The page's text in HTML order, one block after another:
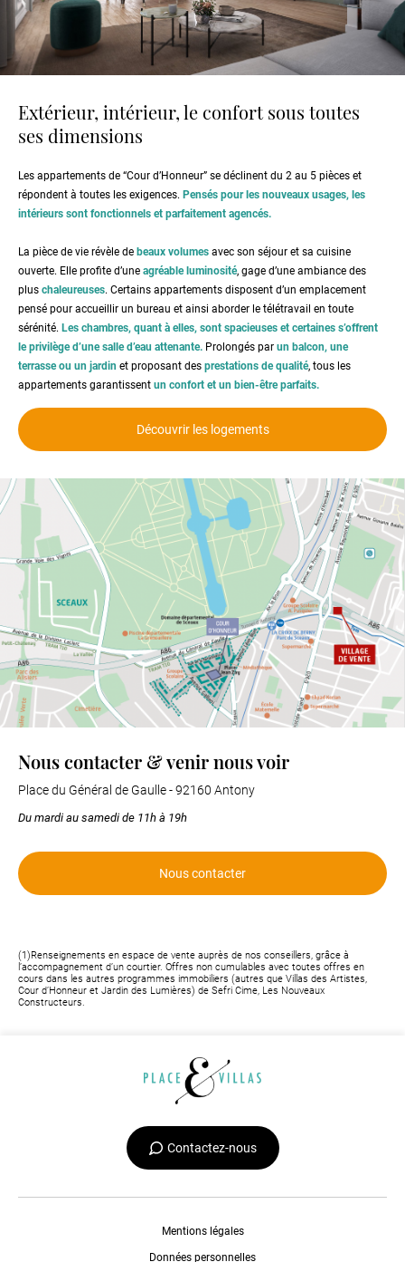
Extérieur, intérieur, le confort sous toutes
ses dimensions
Les appartements de “Cour d’Honneur” se déclinent du 2 au 5 pièces et
répondent à toutes les exigences. Pensés pour les nouveaux usages, les
intérieurs sont fonctionnels et parfaitement agencés.
La pièce de vie révèle de beaux volumes avec son séjour et sa cuisine
ouverte. Elle profite d’une agréable luminosité, gage d’une ambiance des
plus chaleureuses. Certains appartements disposent d’un emplacement
pensé pour accueillir un bureau et ainsi aborder le télétravail en toute
sérénité. Les chambres, quant à elles, sont spacieuses et certaines s’offrent
le privilège d’une salle d’eau attenante. Prolongés par un balcon, une
terrasse ou un jardin et proposant des prestations de qualité, tous les
appartements garantissent un confort et un bien-être parfaits.
Découvrir les logements
Nous contacter & venir nous voir
Place du Général de Gaulle - 92160 Antony
Du mardi au samedi de 11h à 19h
Nous contacter
(1)Renseignements en espace de vente auprès de nos conseillers, grâce à
l’accompagnement d’un courtier. Offres non cumulables avec toutes offres en
cours dans les autres programmes immobiliers (autres que Villas des Artistes,
Cour d’Honneur et Jardin des Lumières) de Sefri Cime, Les Nouveaux
Constructeurs.
Contactez-nous
Mentions légales
Données personnelles